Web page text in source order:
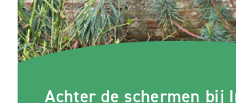
Achter de schermen bij